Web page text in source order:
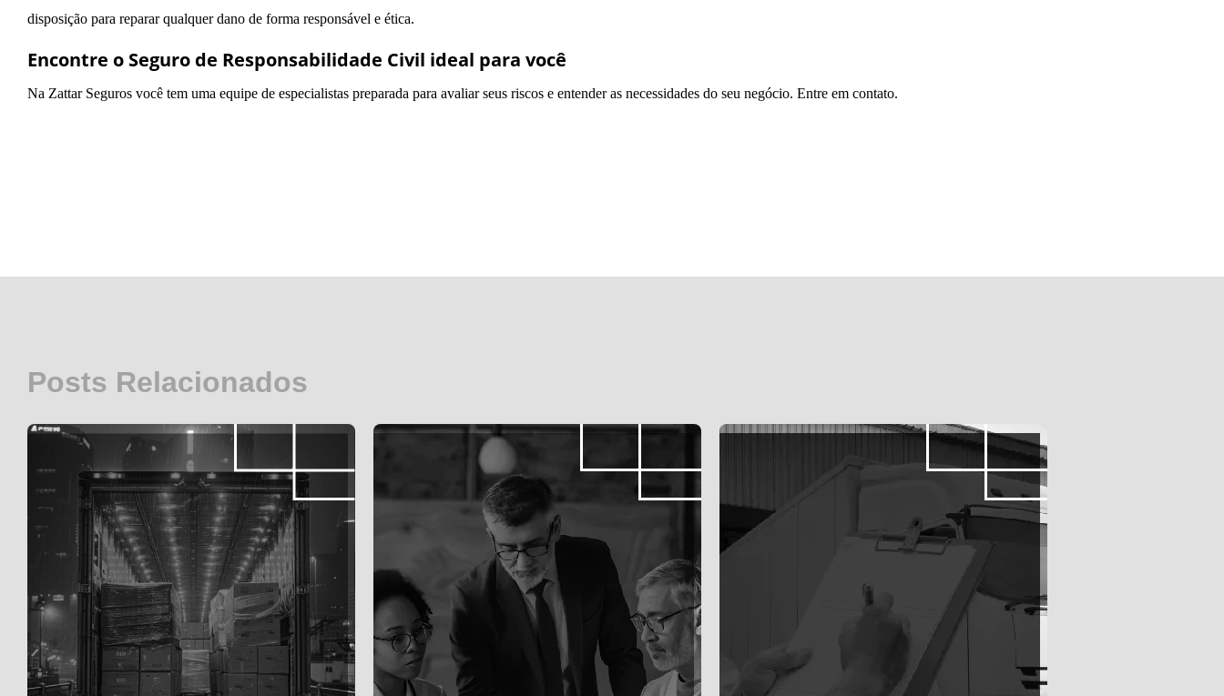
disposição para reparar qualquer dano de forma responsável e ética.
Encontre o Seguro de Responsabilidade Civil ideal para você
Na Zattar Seguros você tem uma equipe de especialistas preparada para avaliar seus riscos e entender as necessidades do seu negócio. Entre em contato.
Posts Relacionados